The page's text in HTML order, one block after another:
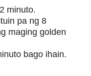
minuto.
pa ng 8
maging golden
bago ihain.